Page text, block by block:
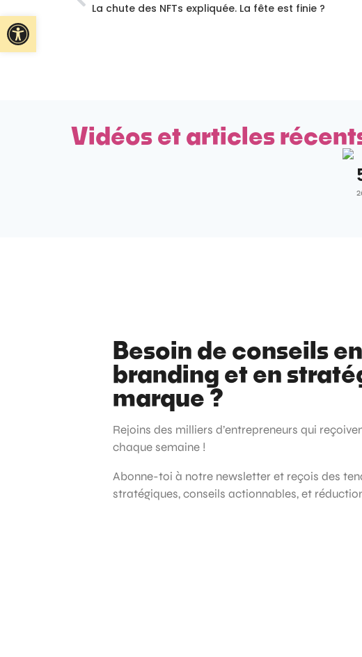
La chute des NFTs expliquée. La fête est finie ?
Vidéos et articles
Besoin de conseils en
branding et en
marque ?
Rejoins des milliers d’entrepreneurs qui
chaque semaine !
Abonne-toi à notre newsletter et reçois des
stratégiques, conseils actionnables, et
Ouvrir la barre d’outils